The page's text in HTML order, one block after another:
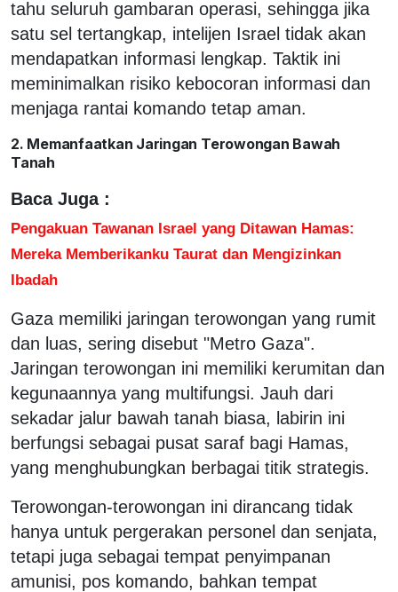
tahu seluruh gambaran operasi, sehingga jika
satu sel tertangkap, intelijen Israel tidak akan
mendapatkan informasi lengkap. Taktik ini
meminimalkan risiko kebocoran informasi dan
menjaga rantai komando tetap aman.
2. Memanfaatkan Jaringan Terowongan Bawah
Tanah
Baca Juga :
Pengakuan Tawanan Israel yang Ditawan Hamas:
Mereka Memberikanku Taurat dan Mengizinkan
Ibadah
Gaza memiliki jaringan terowongan yang rumit
dan luas, sering disebut "Metro Gaza".
Jaringan terowongan ini memiliki kerumitan dan
kegunaannya yang multifungsi. Jauh dari
sekadar jalur bawah tanah biasa, labirin ini
berfungsi sebagai pusat saraf bagi Hamas,
yang menghubungkan berbagai titik strategis.
Terowongan-terowongan ini dirancang tidak
hanya untuk pergerakan personel dan senjata,
tetapi juga sebagai tempat penyimpanan
amunisi, pos komando, bahkan tempat